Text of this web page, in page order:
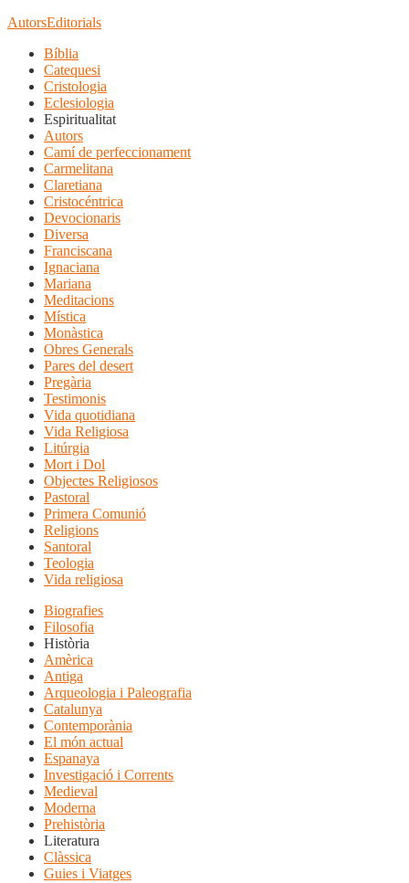
AutorsEditorials
Bíblia
Catequesi
Cristologia
Eclesiologia
Espiritualitat
Autors
Camí de perfeccionament
Carmelitana
Claretiana
Cristocéntrica
Devocionaris
Diversa
Franciscana
Ignaciana
Mariana
Meditacions
Mística
Monàstica
Obres Generals
Pares del desert
Pregària
Testimonis
Vida quotidiana
Vida Religiosa
Litúrgia
Mort i Dol
Objectes Religiosos
Pastoral
Primera Comunió
Religions
Santoral
Teologia
Vida religiosa
Biografies
Filosofia
Història
Amèrica
Antiga
Arqueologia i Paleografia
Catalunya
Contemporània
El món actual
Espanaya
Investigació i Corrents
Medieval
Moderna
Prehistòria
Literatura
Clàssica
Guies i Viatges